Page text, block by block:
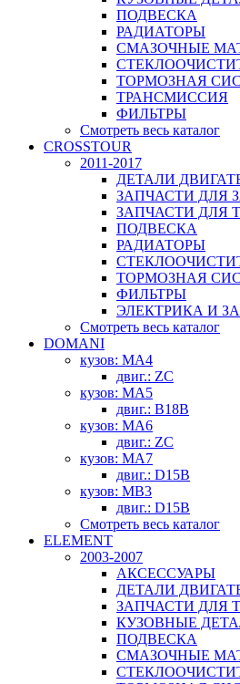
ПОДВЕСКА
РАДИАТОРЫ
СМАЗОЧНЫЕ
ТОРМОЗНАЯ
ТРАНСМИССИЯ
ФИЛЬТРЫ
Смотреть весь каталог
CROSSTOUR
2011-2017
ДЕТАЛИ
ЗАПЧАСТИ ДЛЯ
ЗАПЧАСТИ ДЛЯ
ПОДВЕСКА
РАДИАТОРЫ
ТОРМОЗНАЯ
ФИЛЬТРЫ
ЭЛЕКТРИКА И
Смотреть весь каталог
DOMANI
кузов: MA4
двиг.: ZC
кузов: MA5
двиг.: B18B
кузов: MA6
двиг.: ZC
кузов: MA7
двиг.: D15B
кузов: MB3
двиг.: D15B
Смотреть весь каталог
ELEMENT
2003-2007
АКСЕССУАРЫ
ДЕТАЛИ
ЗАПЧАСТИ ДЛЯ
КУЗОВНЫЕ
ПОДВЕСКА
СМАЗОЧНЫЕ